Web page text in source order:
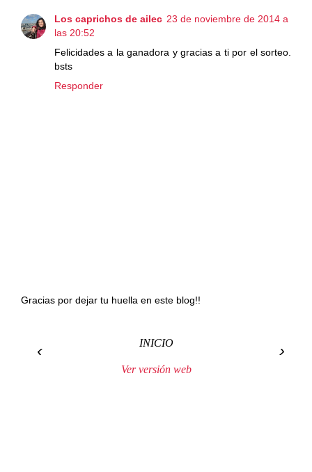
Los caprichos de ailec 23 de noviembre de 2014 a
las 20:52
Felicidades a la ganadora y gracias a ti por el sorteo.
bsts
Responder
Gracias por dejar tu huella en este blog!!
‹ ›
INICIO
Ver versión web